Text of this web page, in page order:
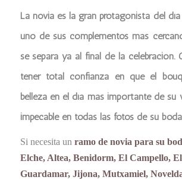
La novia es la gran protagonista del
uno de sus complementos más
se separa ya al final de la celebración.
tener total confianza en que el
belleza en el día más importante de su
impecable en todas las fotos de su
Si necesita un ramo de novia para su
Elche, Altea, Benidorm, El Campello,
Guardamar, Jijona, Mutxamiel,